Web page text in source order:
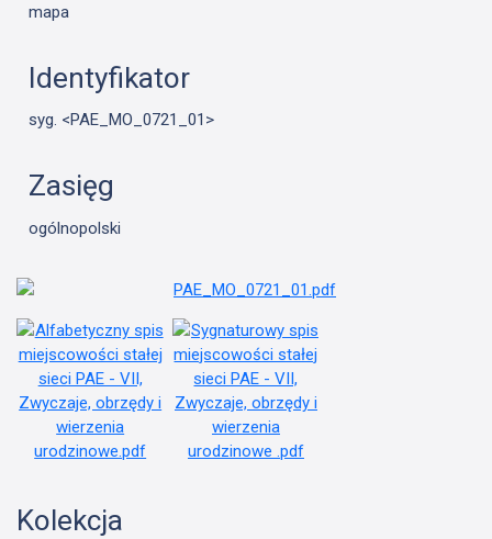
mapa
Identyfikator
syg. <PAE_MO_0721_01>
Zasięg
ogólnopolski
Kolekcja